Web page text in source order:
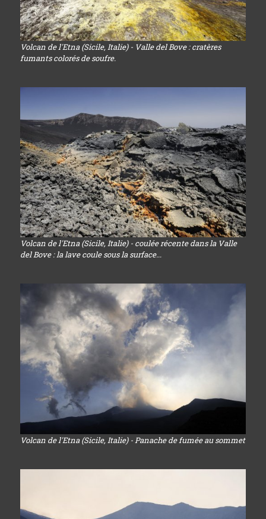
Volcan de l'Etna (Sicile, Italie) - Valle del Bove : cratères
fumants colorés de soufre.
Volcan de l'Etna (Sicile, Italie) - coulée récente dans la Valle
del Bove : la lave coule sous la surface...
Volcan de l'Etna (Sicile, Italie) - Panache de fumée au sommet